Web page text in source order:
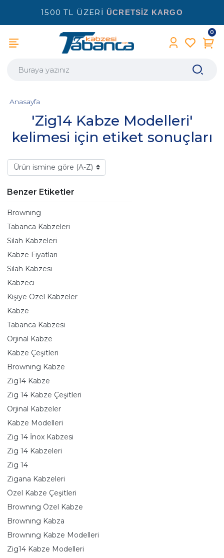
1500 TL ÜZERİ ÜCRETSİZ KARGO
0
'Zig14 Kabze Modelleri'
kelimesi için etiket sonuçları
Anasayfa
Benzer Etiketler
Brownıng
Tabanca Kabzeleri
Silah Kabzeleri
Kabze Fiyatları
Silah Kabzesi
Kabzeci
Kişiye Özel Kabzeler
Kabze
Tabanca Kabzesi
Orjinal Kabze
Kabze Çeşitleri
Brownıng Kabze
Zig14 Kabze
Zig 14 Kabze Çeşitleri
Orjinal Kabzeler
Kabze Modelleri
Zig 14 İnox Kabzesi
Zig 14 Kabzeleri
Zig 14
Zigana Kabzeleri
Özel Kabze Çeşitleri
Brownıng Özel Kabze
Brownıng Kabza
Brownıng Kabze Modelleri
Zig14 Kabze Modelleri